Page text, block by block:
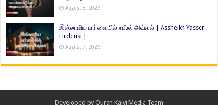
August 8, 2026
இஸ்லாமிய பார்வையில் றபீஉல் அவ்வல் | Assheikh Yasser
Firdousi |
August 7, 2026
Developed by Quran Kalvi Media Team